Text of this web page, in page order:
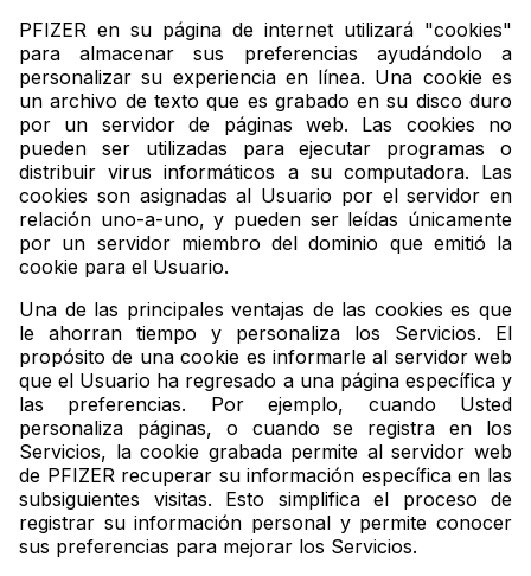
PFIZER en su página de internet utilizará "cookies"
para almacenar sus preferencias ayudándolo a
personalizar su experiencia en línea. Una cookie es
un archivo de texto que es grabado en su disco duro
por un servidor de páginas web. Las cookies no
pueden ser utilizadas para ejecutar programas o
distribuir virus informáticos a su computadora. Las
cookies son asignadas al Usuario por el servidor en
relación uno-a-uno, y pueden ser leídas únicamente
por un servidor miembro del dominio que emitió la
cookie para el Usuario.
Una de las principales ventajas de las cookies es que
le ahorran tiempo y personaliza los Servicios. El
propósito de una cookie es informarle al servidor web
que el Usuario ha regresado a una página específica y
las preferencias. Por ejemplo, cuando Usted
personaliza páginas, o cuando se registra en los
Servicios, la cookie grabada permite al servidor web
de PFIZER recuperar su información específica en las
subsiguientes visitas. Esto simplifica el proceso de
registrar su información personal y permite conocer
sus preferencias para mejorar los Servicios.